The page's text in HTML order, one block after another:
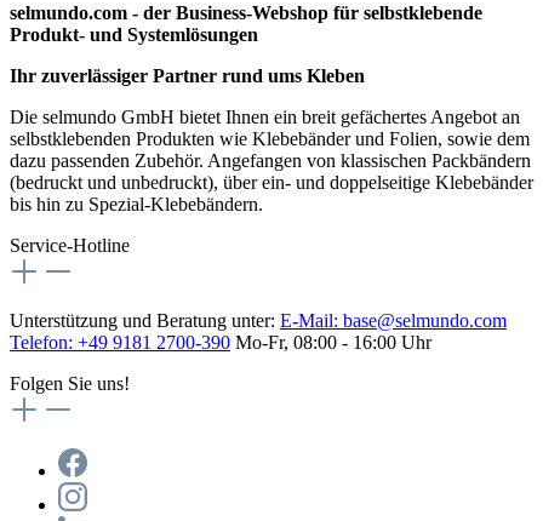
selmundo.com - der Business-Webshop für selbstklebende
Produkt- und Systemlösungen
Ihr zuverlässiger Partner rund ums Kleben
Die selmundo GmbH bietet Ihnen ein breit gefächertes Angebot an
selbstklebenden Produkten wie Klebebänder und Folien, sowie dem
dazu passenden Zubehör. Angefangen von klassischen Packbändern
(bedruckt und unbedruckt), über ein- und doppelseitige Klebebänder
bis hin zu Spezial-Klebebändern.
Service-Hotline
Unterstützung und Beratung unter: E-Mail: base@selmundo.com
Telefon: +49 9181 2700-390 Mo-Fr, 08:00 - 16:00 Uhr
Folgen Sie uns!